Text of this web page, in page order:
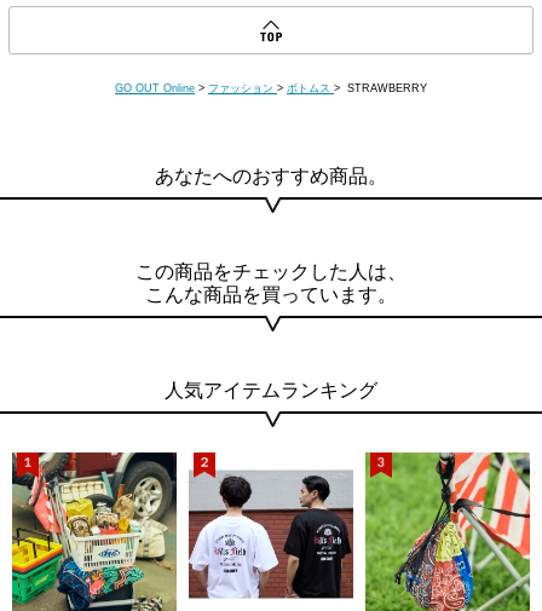
GO OUT Online > ファッション > ボトムス > STRAWBERRY
あなたへのおすすめ商品。
この商品をチェックした人は、
こんな商品を買っています。
人気アイテムランキング